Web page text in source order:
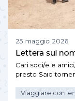
25 maggio 2026
Lettera sul
Cari soci/e e
presto Said
Viaggiare con